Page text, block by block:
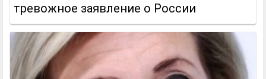
тревожное заявление о России